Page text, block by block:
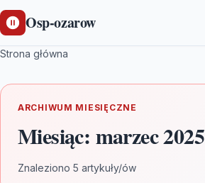
Osp-ozarow
Strona główna
ARCHIWUM MIESIĘCZNE
Miesiąc: marzec 2025
Znaleziono 5 artykuły/ów